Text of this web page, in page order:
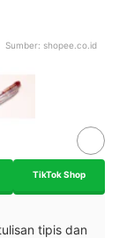
Sumber: shopee.co.id
TikTok Shop
tipis dan